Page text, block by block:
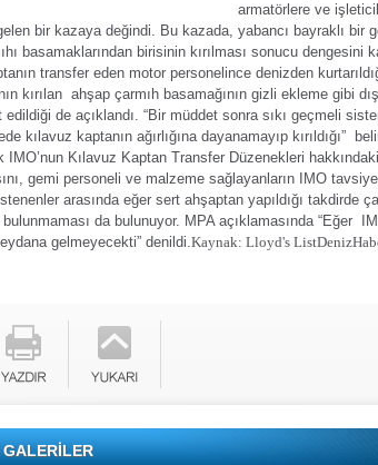
armatörlere ve
bir kazaya değindi. Bu kazada, yabancı bayraklı bir
basamaklarından birisinin kırılması sonucu
transfer eden motor personelince denizden
kırılan ahşap çarmıh basamağının gizli ekleme gibi
de açıklandı. “Bir müddet sonra sıkı geçmeli
kılavuz kaptanın ağırlığına dayanamayıp kırıldığı”
Kılavuz Kaptan Transfer Düzenekleri hakkındaki
gemi personeli ve malzeme sağlayanların IMO
arasında eğer sert ahşaptan yapıldığı takdirde
da bulunuyor. MPA açıklamasında “Eğer
gelmeyecekti” denildi.Kaynak: Lloyd's List
GALERİLER